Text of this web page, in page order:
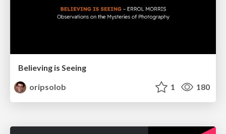
Believing is Seeing
oripsolob
1 180